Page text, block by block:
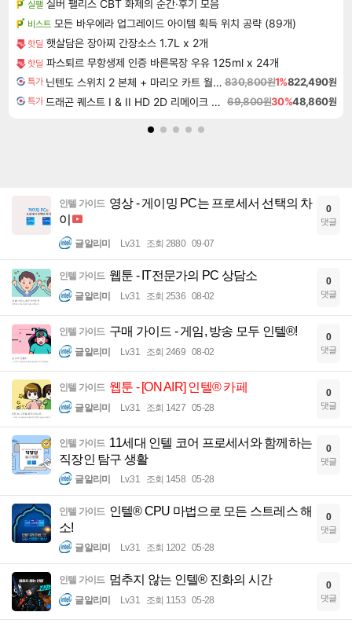
실팰 실버 팰리스 CBT 화제의 순간·후기 모음
비스트 모든 바우에라 업그레이드 아이템 획득 위치 공략 (89개)
핫딜 햇살담은 장아찌 간장소스 1.7L x 2개
핫딜 파스퇴르 무항생제 인증 바른목장 우유 125ml x 24개
특가 닌텐도 스위치 2 본체 + 마리오 카트 월드 + 슈퍼 마리오 파티 잼버리 닌텐도 스위치 2 에디션 + 잼버리 TV 번들 830,800원1%822,490원
특가 드래곤 퀘스트 I & II HD 2D 리메이크 Dragon Quest I & II HD 2D Remake 69,800원30%48,860원
인텔 가이드 영상 - 게이밍 PC는 프로세서 선택의 차
이
글알리미 Lv.31 조회 2880 09-07
0
댓글
인텔 가이드 웹툰 - IT전문가의 PC 상담소
글알리미 Lv.31 조회 2536 08-02
0
댓글
인텔 가이드 구매 가이드 - 게임, 방송 모두 인텔®!
글알리미 Lv.31 조회 2469 08-02
0
댓글
인텔 가이드 웹툰 - [ON AIR] 인텔® 카페
글알리미 Lv.31 조회 1427 05-28
0
댓글
인텔 가이드 11세대 인텔 코어 프로세서와 함께하는
직장인 탐구 생활
글알리미 Lv.31 조회 1458 05-28
0
댓글
인텔 가이드 인텔® CPU 마법으로 모든 스트레스 해
소!
글알리미 Lv.31 조회 1202 05-28
0
댓글
인텔 가이드 멈추지 않는 인텔® 진화의 시간
글알리미 Lv.31 조회 1153 05-28
0
댓글